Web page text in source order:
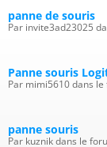
panne de souris
Par invite3ad23025
Panne souris
Par mimi5610 dans
panne souris
Par kuznik dans le